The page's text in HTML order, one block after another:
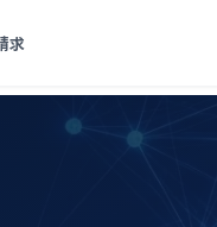
求